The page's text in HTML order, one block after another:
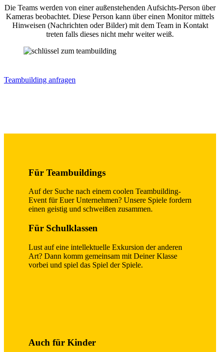
Die Teams werden von einer außenstehenden Aufsichts-Person über
Kameras beobachtet. Diese Person kann über einen Monitor mittels
Hinweisen (Nachrichten oder Bilder) mit dem Team in Kontakt
treten falls dieses nicht mehr weiter weiß.
Teambuilding anfragen
Für Teambuildings
Auf der Suche nach einem coolen Teambuilding-
Event für Euer Unternehmen? Unsere Spiele fordern
einen geistig und schweißen zusammen.
Für Schulklassen
Lust auf eine intellektuelle Exkursion der anderen
Art? Dann komm gemeinsam mit Deiner Klasse
vorbei und spiel das Spiel der Spiele.
Auch für Kinder